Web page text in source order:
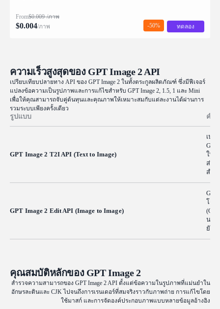
From$0.009 /ภาพ
$0.004/ภาพ -50% ทดลอง
ความเร็วสูงสุดของ GPT Image 2 API
เปรียบเทียบปลายทาง API ของ GPT Image 2 ในทั้งตระกูลผลิตภัณฑ์ ซึ่งมีฟีเจอร์
แปลงข้อความเป็นรูปภาพและการแก้ไขสำหรับ GPT Image 2, 1.5, 1 และ Mini
เพื่อให้คุณสามารถจับคู่ต้นทุนและคุณภาพให้เหมาะสมกับแต่ละงานได้ผ่านการ
รวมระบบเพียงครั้งเดียว
รูปแบบ คำ
GPT Image 2 T2I API (Text to Image)
เปลี่
ในอั
ส่วน
สำห
GPT Image 2 Edit API (Image to Image)
โดย
นอก
ยังค
คุณสมบัติหลักของ GPT Image 2
สำรวจความสามารถของ GPT Image 2 API ตั้งแต่ข้อความในรูปภาพที่แม่นยำใน
อักษรละตินและ CJK ไปจนถึงการเรนเดอร์ที่สมจริงราวกับภาพถ่าย การแก้ไขโดย
ใช้มาสก์ และการจัดองค์ประกอบภาพแบบหลายข้อมูลอ้างอิง